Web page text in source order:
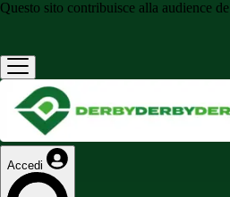
Questo sito contribuisce alla audience de
Accedi